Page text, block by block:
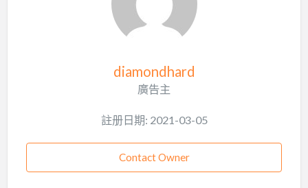
diamondhard
廣告主
註册日期: 2021-03-05
Contact Owner